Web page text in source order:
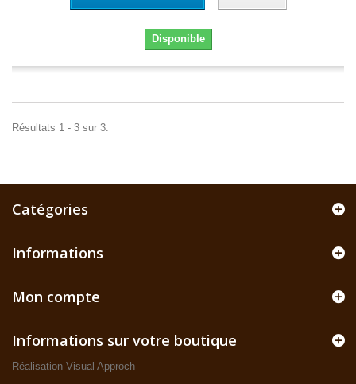
Disponible
Résultats 1 - 3 sur 3.
Catégories
Informations
Mon compte
Informations sur votre boutique
Réalisation Visual Approch